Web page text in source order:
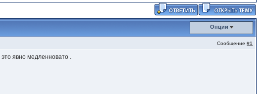
Опции
Сообщение#1
это явно медленновато .